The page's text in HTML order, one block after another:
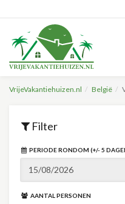
VrijeVakantiehuizen.nl België
Filter
PERIODE RONDOM (+/- 5
AANTAL PERSONEN